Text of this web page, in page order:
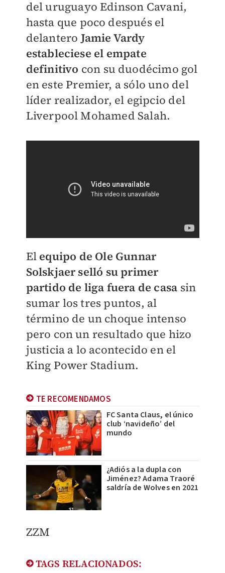
del uruguayo Edinson Cavani,
hasta que poco después el
delantero Jamie Vardy
estableciese el empate
definitivo con su duodécimo gol
en este Premier, a sólo uno del
líder realizador, el egipcio del
Liverpool Mohamed Salah.
El equipo de Ole Gunnar
Solskjaer selló su primer
partido de liga fuera de casa sin
sumar los tres puntos, al
término de un choque intenso
pero con un resultado que hizo
justicia a lo acontecido en el
King Power Stadium.
TE RECOMENDAMOS
FC Santa Claus, el único
club ‘navideño’ del
mundo
¿Adiós a la dupla con
Jiménez? Adama Traoré
saldría de Wolves en 2021
ZZM
TAGS RELACIONADOS: